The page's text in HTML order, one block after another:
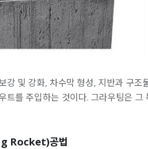
및 강화, 차수막 형성, 지반과 구조
트를 주입하는 것이다. 그라우팅은
Rocket)공법